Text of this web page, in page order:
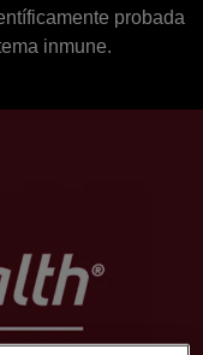
probada
inmune.